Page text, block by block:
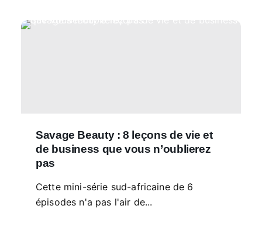
Savage Beauty : 8 leçons de vie et
de business que vous n’oublierez
pas
Cette mini-série sud-africaine de 6
épisodes n'a pas l'air de...